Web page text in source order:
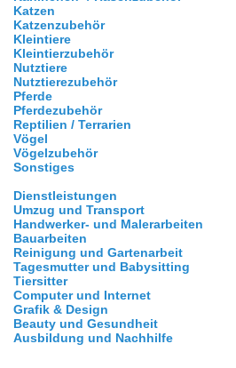
Katzen
Katzenzubehör
Kleintiere
Kleintierzubehör
Nutztiere
Nutztierezubehör
Pferde
Pferdezubehör
Reptilien / Terrarien
Vögel
Vögelzubehör
Sonstiges
Dienstleistungen
Umzug und Transport
Handwerker- und Malerarbeiten
Bauarbeiten
Reinigung und Gartenarbeit
Tagesmutter und Babysitting
Tiersitter
Computer und Internet
Grafik & Design
Beauty und Gesundheit
Ausbildung und Nachhilfe